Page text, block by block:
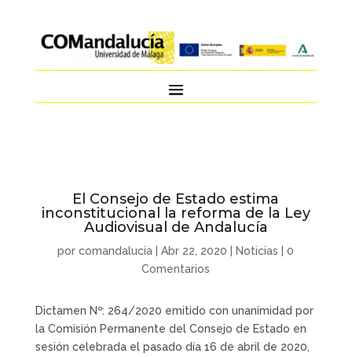
El Consejo de Estado estima
inconstitucional la reforma de la Ley
Audiovisual de Andalucía
porcomandalucia |Abr 22, 2020 Noticias |0
Comentarios
Dictamen Nº: 264/2020 emitido con unanimidad por
la Comisión Permanente del Consejo de Estado en
sesión celebrada el pasado día 16 de abril de 2020,